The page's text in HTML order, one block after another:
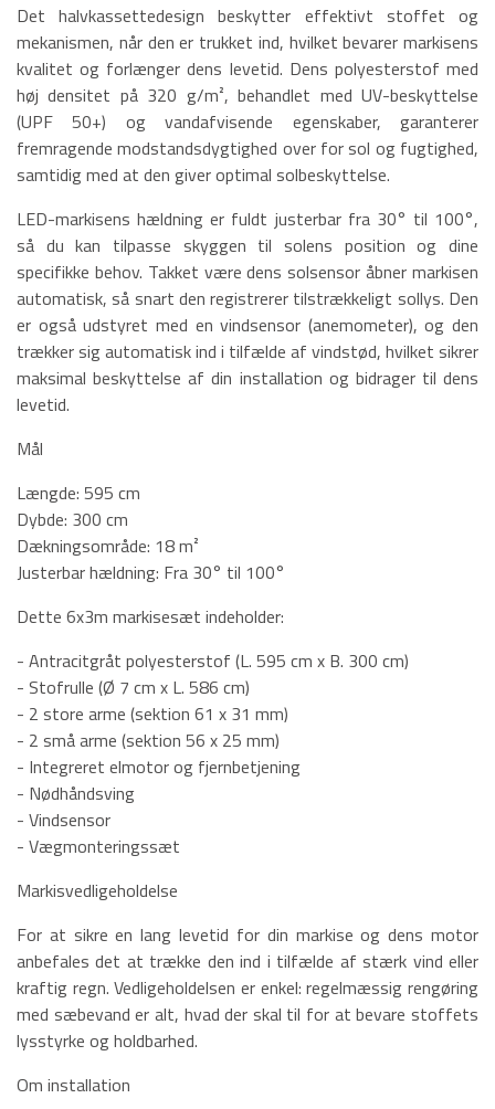
Det halvkassettedesign beskytter effektivt stoffet og
mekanismen, når den er trukket ind, hvilket bevarer markisens
kvalitet og forlænger dens levetid. Dens polyesterstof med
høj densitet på 320 g/m², behandlet med UV-beskyttelse
(UPF 50+) og vandafvisende egenskaber, garanterer
fremragende modstandsdygtighed over for sol og fugtighed,
samtidig med at den giver optimal solbeskyttelse.
LED-markisens hældning er fuldt justerbar fra 30° til 100°,
så du kan tilpasse skyggen til solens position og dine
specifikke behov. Takket være dens solsensor åbner markisen
automatisk, så snart den registrerer tilstrækkeligt sollys. Den
er også udstyret med en vindsensor (anemometer), og den
trækker sig automatisk ind i tilfælde af vindstød, hvilket sikrer
maksimal beskyttelse af din installation og bidrager til dens
levetid.
Mål
Længde: 595 cm
Dybde: 300 cm
Dækningsområde: 18 m²
Justerbar hældning: Fra 30° til 100°
Dette 6x3m markisesæt indeholder:
- Antracitgråt polyesterstof (L. 595 cm x B. 300 cm)
- Stofrulle (Ø 7 cm x L. 586 cm)
- 2 store arme (sektion 61 x 31 mm)
- 2 små arme (sektion 56 x 25 mm)
- Integreret elmotor og fjernbetjening
- Nødhåndsving
- Vindsensor
- Vægmonteringssæt
Markisvedligeholdelse
For at sikre en lang levetid for din markise og dens motor
anbefales det at trække den ind i tilfælde af stærk vind eller
kraftig regn. Vedligeholdelsen er enkel: regelmæssig rengøring
med sæbevand er alt, hvad der skal til for at bevare stoffets
lysstyrke og holdbarhed.
Om installation